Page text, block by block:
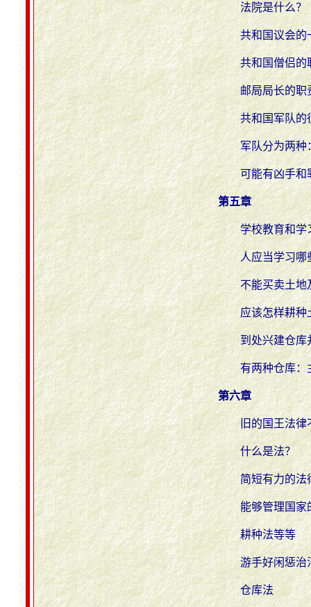
法院是什么？
共和国议会的
共和国僧侣的
邮局局长的职
共和国军队的
军队分为两种
可能有凶手和
第五章
学校教育和学
人应当学习哪
不能买卖土地
应该怎样耕种
到处兴建仓库
有两种仓库：
第六章
旧的国王法律
什么是法？
简短有力的法
能够管理国家
耕种法等等
游手好闲惩治
仓库法